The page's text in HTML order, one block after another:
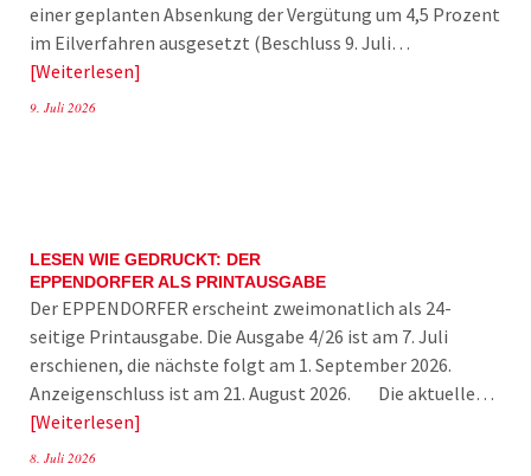
einer geplanten Absenkung der Vergütung um 4,5 Prozent
im Eilverfahren ausgesetzt (Beschluss 9. Juli…
Weiterlesen
9. Juli 2026
LESEN WIE GEDRUCKT: DER
EPPENDORFER ALS PRINTAUSGABE
Der EPPENDORFER erscheint zweimonatlich als 24-
seitige Printausgabe. Die Ausgabe 4/26 ist am 7. Juli
erschienen, die nächste folgt am 1. September 2026.
Anzeigenschluss ist am 21. August 2026. Die aktuelle…
Weiterlesen
8. Juli 2026